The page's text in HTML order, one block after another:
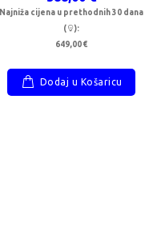
Najniža cijena u prethodnih 30 dana
(
):
649,00 €
Dodaj u Košaricu